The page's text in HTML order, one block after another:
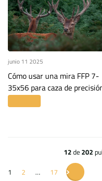
junio 11 2025
Cómo usar una mira FFP 7-
35x56 para caza de
12de202
1
2 … 17